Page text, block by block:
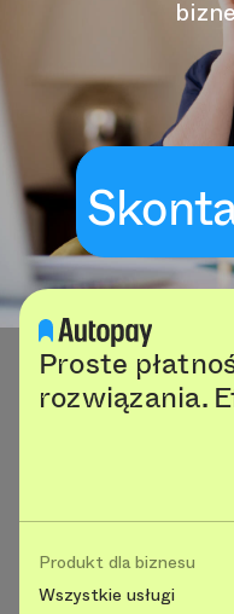
Proste
rozwiązania.
Produkt dla biznesu
Wszystkie usługi